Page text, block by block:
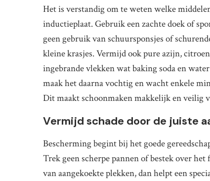
Het is verstandig om te weten welke
inductieplaat. Gebruik een zachte doek of
geen gebruik van schuursponsjes of
kleine krasjes. Vermijd ook pure azijn,
ingebrande vlekken wat baking soda en
maak het daarna vochtig en wacht enkele
Dit maakt schoonmaken makkelijk en veilig
Vermijd schade door de juiste
Bescherming begint bij het goede
Trek geen scherpe pannen of bestek over
van aangekoekte plekken, dan helpt een